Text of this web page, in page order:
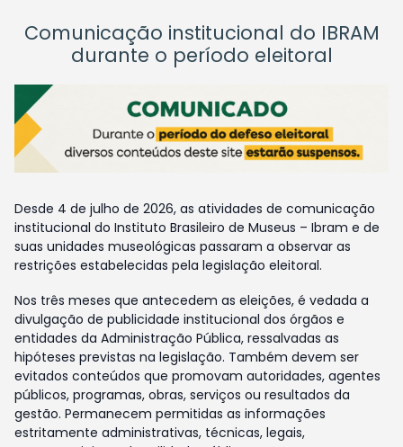
Comunicação institucional do IBRAM
durante o período eleitoral
Desde 4 de julho de 2026, as atividades de comunicação
institucional do Instituto Brasileiro de Museus – Ibram e de
suas unidades museológicas passaram a observar as
restrições estabelecidas pela legislação eleitoral.
Nos três meses que antecedem as eleições, é vedada a
divulgação de publicidade institucional dos órgãos e
entidades da Administração Pública, ressalvadas as
hipóteses previstas na legislação. Também devem ser
evitados conteúdos que promovam autoridades, agentes
públicos, programas, obras, serviços ou resultados da
gestão. Permanecem permitidas as informações
estritamente administrativas, técnicas, legais,